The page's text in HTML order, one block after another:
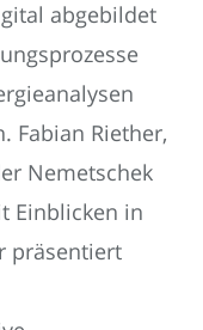
abgebildet
Fabian Riether,
Nemetschek
Einblicken in
präsentiert